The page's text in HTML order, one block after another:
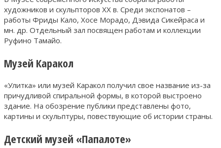
художников и скульпторов XX в. Среди экспонатов –
работы Фриды Кало, Хосе Морадо, Дэвида Сикейраса и
мн. др. Отдельный зал посвящен работам и коллекции
Руфино Тамайо.
Музей Каракол
«Улитка» или музей Каракол получил свое название из-за
причудливой спиральной формы, в которой выстроено
здание. На обозрение публики представлены фото,
картины и скульптуры, повествующие об истории страны.
Детский музей «Папалоте»